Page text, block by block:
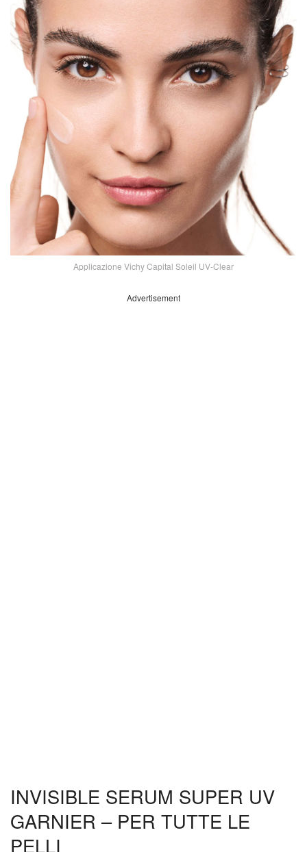
Applicazione Vichy Capital Soleil UV-Clear
Advertisement
INVISIBLE SERUM SUPER UV
GARNIER – PER TUTTE LE
PELLI